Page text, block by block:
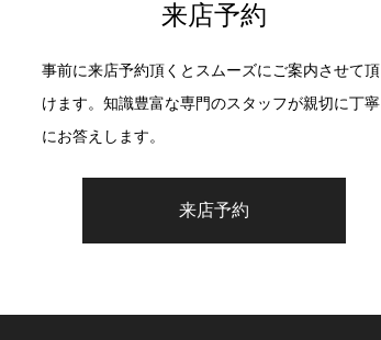
来店予約
事前に来店予約頂くとスムーズにご案内させて頂
けます。知識豊富な専門のスタッフが親切に丁寧
にお答えします。
来店予約